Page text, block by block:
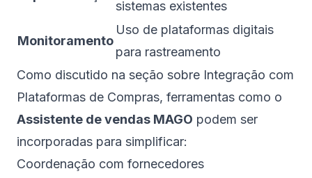
sistemas existentes
Monitoramento
Uso de plataformas digitais
para rastreamento
Como discutido na seção sobre Integração com
Plataformas de Compras, ferramentas como o
Assistente de vendas MAGO podem ser
incorporadas para simplificar:
Coordenação com fornecedores